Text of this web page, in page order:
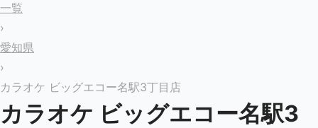
一覧
›
愛知県
›
カラオケ ビッグエコー名駅3丁目店
カラオケ ビッグエコー名駅3